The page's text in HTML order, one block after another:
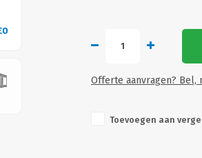
Offerte aanvragen? Bel,
Toevoegen aan